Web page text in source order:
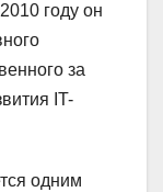
году он
за
IT-
одним